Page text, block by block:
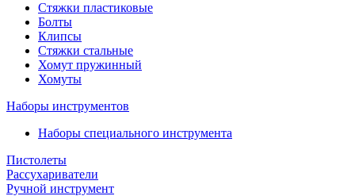
Стяжки пластиковые
Болты
Клипсы
Стяжки стальные
Хомут пружинный
Хомуты
Наборы инструментов
Наборы специального инструмента
Пистолеты
Рассухариватели
Ручной инструмент